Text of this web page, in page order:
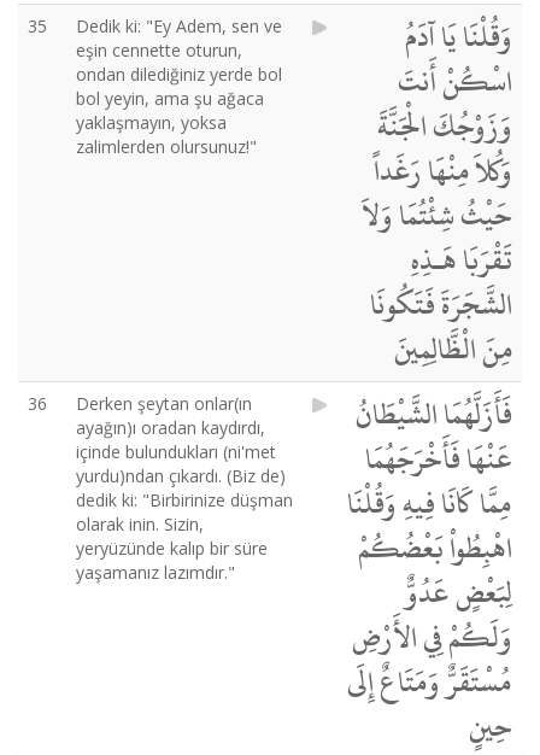
35
Dedik ki: "Ey Adem, sen ve
eşin cennette oturun,
ondan dilediğiniz yerde bol
bol yeyin, ama şu ağaca
yaklaşmayın, yoksa
zalimlerden olursunuz!"
وَقُلْنَا يَا آدَمُ
اسْكُنْ أَنتَ
وَزَوْجُكَ الْجَنَّةَ
وَكُلاَ مِنْهَا رَغَداً
حَيْثُ شِئْتُمَا وَلاَ
تَقْرَبَا هَـذِهِ
الشَّجَرَةَ فَتَكُونَا
مِنَ الْظَّالِمِينَ
36
Derken şeytan onlar(ın
ayağın)ı oradan kaydırdı,
içinde bulundukları (ni'met
yurdu)ndan çıkardı. (Biz de)
dedik ki: "Birbirinize düşman
olarak inin. Sizin,
yeryüzünde kalıp bir süre
yaşamanız lazımdır."
فَأَزَلَّهُمَا الشَّيْطَانُ
عَنْهَا فَأَخْرَجَهُمَا
مِمَّا كَانَا فِيهِ وَقُلْنَا
اهْبِطُواْ بَعْضُكُمْ
لِبَعْضٍ عَدُوٌّ
وَلَكُمْ فِي الأَرْضِ
مُسْتَقَرٌّ وَمَتَاعٌ إِلَى
حِينٍ